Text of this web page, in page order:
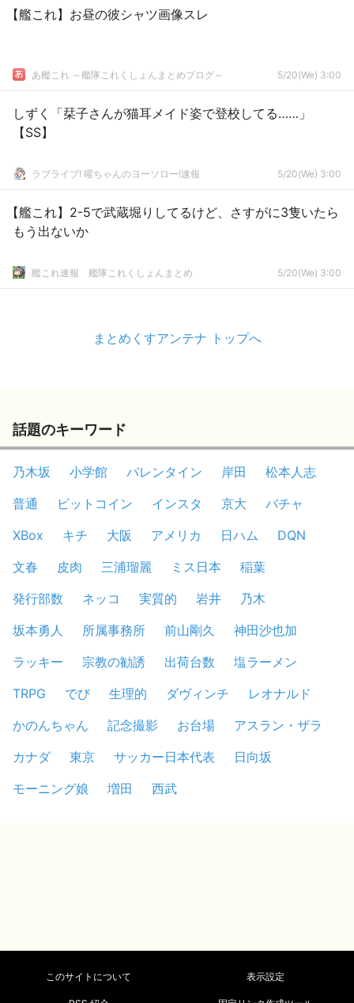
【艦これ】お昼の彼シャツ画像スレ
あ艦これ ～艦隊これくしょんまとめブログ～ 5/20(We) 3:00
しずく「栞子さんが猫耳メイド姿で登校してる……」
【SS】
ラブライブ! 曜ちゃんのヨーソロー!速報 5/20(We) 3:00
【艦これ】2-5で武蔵堀りしてるけど、さすがに3隻いたら
もう出ないか
艦これ速報 艦隊これくしょんまとめ 5/20(We) 3:00
まとめくすアンテナ トップへ
話題のキーワード
乃木坂 小学館 バレンタイン 岸田
松本人志
普通
ビットコイン インスタ 京大
バチャ
XBox
キチ 大阪 アメリカ 日ハム
DQN
文春
皮肉 三浦瑠麗 ミス日本
稲葉
発行部数
ネッコ 実質的 岩井
乃木
坂本勇人
所属事務所 前山剛久
神田沙也加
ラッキー
宗教の勧誘 出荷台数
塩ラーメン
TRPG
でび 生理的 ダヴィンチ
レオナルド
かのんちゃん
記念撮影 お台場
アスラン・ザラ
カナダ
東京 サッカー日本代表
日向坂
モーニング娘
増田 西武
このサイトについて 表示設定